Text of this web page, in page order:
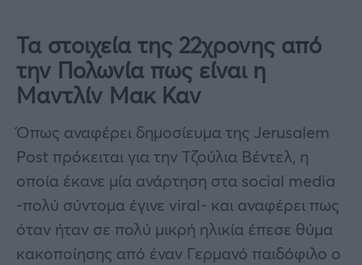
Τα στοιχεία της 22χρονης από
την Πολωνία πως είναι η
Μαντλίν Μακ Καν
Όπως αναφέρει δημοσίευμα της Jerusalem
Post πρόκειται για την Τζούλια Βέντελ, η
οποία έκανε μία ανάρτηση στα social media
-πολύ σύντομα έγινε viral- και αναφέρει πως
όταν ήταν σε πολύ μικρή ηλικία έπεσε θύμα
κακοποίησης από έναν Γερμανό παιδόφιλο ο